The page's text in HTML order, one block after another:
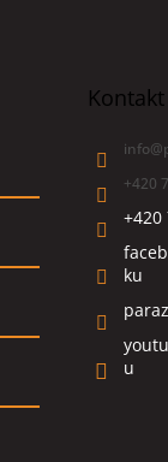
Kontakt
info@
+420
+420
ku
u